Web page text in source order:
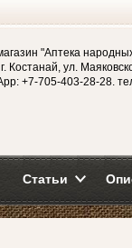
"Аптека
Костанай, ул.
+7-705-403-28-28.
Статьи